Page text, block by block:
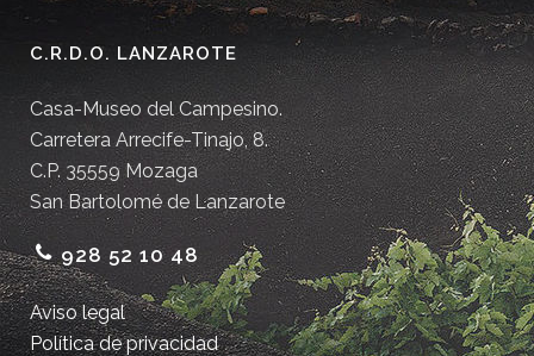
C.R.D.O. LANZAROTE
Casa-Museo del Campesino.
Carretera Arrecife-Tinajo, 8.
C.P. 35559 Mozaga
San Bartolomé de Lanzarote
928 52 10 48
Aviso legal
Política de privacidad